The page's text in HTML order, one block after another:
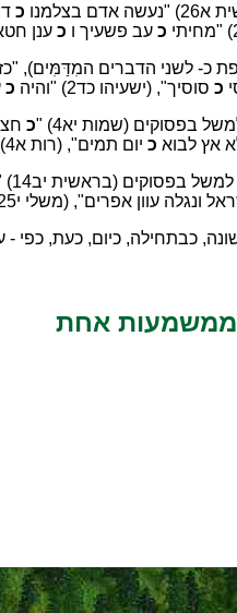
כ
כ עב פשעיך ו כ ענן
כ סוסיך", (ישעיהו כד2) "והיה כ
כ
כ יום תמים", (רות א4) "וישבו שם
ונגלה עוון אפרים", (משלי י25) "
ממשמעות אחת